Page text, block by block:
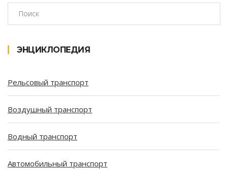
ЭНЦИКЛОПЕДИЯ
Рельсовый транспорт
Воздушный транспорт
Водный транспорт
Автомобильный транспорт